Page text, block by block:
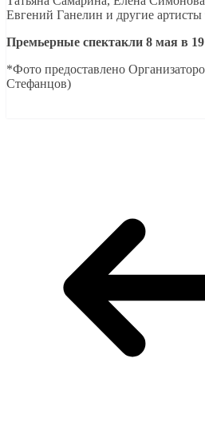
Евгений Ганелин и другие
Премьерные спектакли 8 мая в
*Фото предоставлено
Стефанцов)